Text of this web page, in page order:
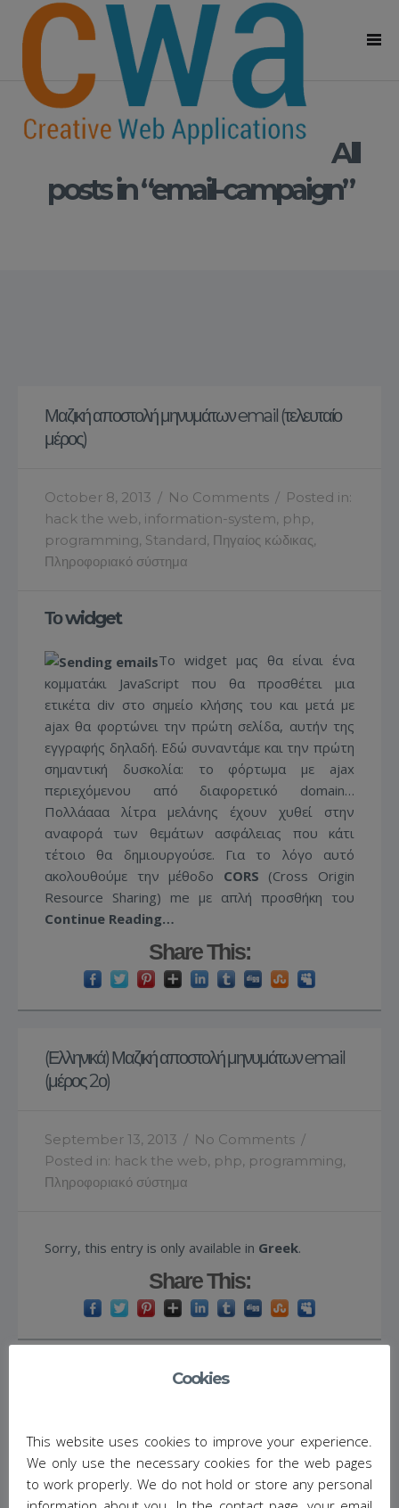
All
posts in “email-campaign”
Μαζική αποστολή μηνυμάτων email (τελευταίο
μέρος)
October 8, 2013 / No Comments / Posted in:
hack the web, information-system, php,
programming, Standard, Πηγαίος κώδικας,
Πληροφοριακό σύστημα
Το widget
Το widget μας θα είναι ένα
κομματάκι JavaScript που θα προσθέτει μια
ετικέτα div στο σημείο κλήσης του και μετά με
ajax θα φορτώνει την πρώτη σελίδα, αυτήν της
εγγραφής δηλαδή. Εδώ συναντάμε και την πρώτη
σημαντική δυσκολία: το φόρτωμα με ajax
περιεχόμενου από διαφορετικό domain…
Πολλάααα λίτρα μελάνης έχουν χυθεί στην
αναφορά των θεμάτων ασφάλειας που κάτι
τέτοιο θα δημιουργούσε. Για το λόγο αυτό
ακολουθούμε την μέθοδο CORS (Cross Origin
Resource Sharing) me με απλή προσθήκη του
Continue Reading…
Share This:
(Ελληνικά) Μαζική αποστολή μηνυμάτων email
(μέρος 2ο)
September 13, 2013 / No Comments /
Posted in: hack the web, php, programming,
Πληροφοριακό σύστημα
Sorry, this entry is only available in Greek.
Share This:
(Ελληνικά) Μαζική αποστολή μηνυμάτων email
September 8, 2013 / No Comments /
Posted in:hack the web ,php, programming,
Cookies
This website uses cookies to improve your experience.
We only use the necessary cookies for the web pages
to work properly. We do not hold or store any personal